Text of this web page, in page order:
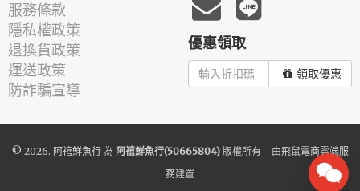
服務條款
隱私權政策
退換貨政策
運送政策
防詐騙宣導
優惠領取
領取優惠
© 2026. 阿禧鮮魚行為 阿禧鮮魚行(50665804)版權所有 - 由飛鼠電商雲端服
務建置